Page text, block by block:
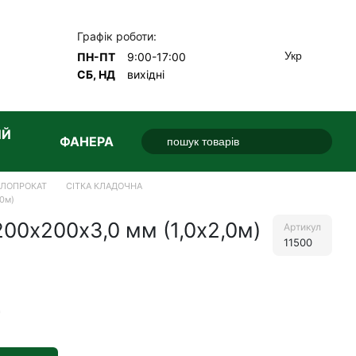
Графік роботи:
ПН-ПТ
9:00-17:00
СБ, НД
вихідні
Укр
ФАНЕРА
СІТКА КЛАДОЧНА
мм (1,0х2,0м) Артикул
11500